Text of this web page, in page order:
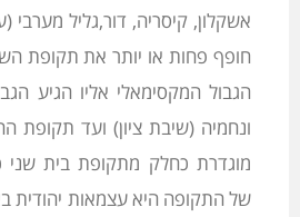
אשקלון, קיסריה, דור,גליל מערבי
חופף פחות או יותר את תקופת
הגבול המקסימאלי אליו הגיע
ונחמיה (שיבת ציון) ועד תקופת
מוגדרת כחלק מתקופת בית שני
של התקופה היא עצמאות יהודית